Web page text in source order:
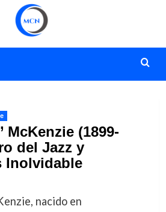
McKenzie (1899-
del Jazz y
Inolvidable
nacido en